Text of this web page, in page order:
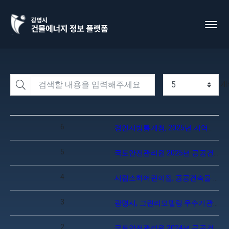
6 경인지방통계청, 2025년 지역통계 우수사례 공모전 장려상 수상
5 국토안전관리원 2025년 공공건축물 그린리모델링 공모사업 선정(보건소, 장애인종합복지관)
4 시립소하어린이집, 공공건축물 중 최초 제로에너지건축물 플러스 등급 취득
3 광명시, 그린리모델링 우수기관 선정 국토교통부장관 표창 수상
2